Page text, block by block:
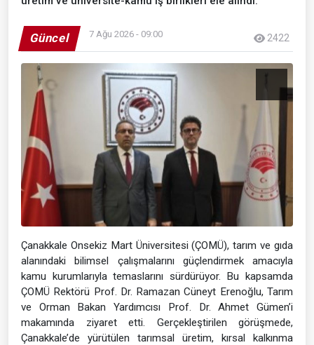
Güncel 7 Ağu 2026 - 09:00 2422
Çanakkale Onsekiz Mart Üniversitesi (ÇOMÜ), tarım ve gıda
alanındaki bilimsel çalışmalarını güçlendirmek amacıyla
kamu kurumlarıyla temaslarını sürdürüyor. Bu kapsamda
ÇOMÜ Rektörü Prof. Dr. Ramazan Cüneyt Erenoğlu, Tarım
ve Orman Bakan Yardımcısı Prof. Dr. Ahmet Gümen’i
makamında ziyaret etti. Gerçekleştirilen görüşmede,
Çanakkale’de yürütülen tarımsal üretim, kırsal kalkınma